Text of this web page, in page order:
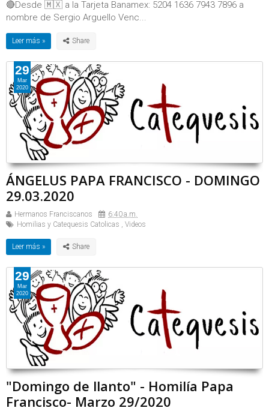
🔴Desde 🇲🇽 a la Tarjeta Banamex: 5204 1636 7943 7896 a
nombre de Sergio Arguello Venc...
Leer más »
ÁNGELUS PAPA FRANCISCO - DOMINGO
29.03.2020
Hermanos Franciscanos
6:40 a.m.
Homilias y Catequesis Catolicas , Videos
Leer más »
29
Mar
2020
"Domingo de llanto" - Homilía Papa
Francisco- Marzo 29/2020
29
Mar
2020